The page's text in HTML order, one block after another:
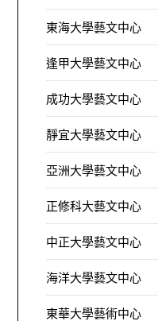
東海大學藝文中心
逢甲大學藝文中心
成功大學藝文中心
靜宜大學藝文中心
亞洲大學藝文中心
正修科大藝文中心
中正大學藝文中心
海洋大學藝文中心
東華大學藝術中心